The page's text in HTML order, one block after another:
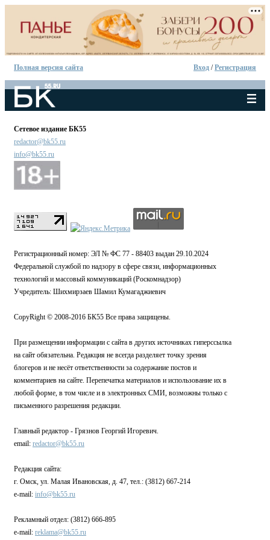
Полная версия сайта Вход /Регистрация
Сетевое издание БК55
redactor@bk55.ru
info@bk55.ru
Регистрационный номер: ЭЛ № ФС 77 - 88403 выдан 29.10.2024
Федеральной службой по надзору в сфере связи, информационных
технологий и массовый коммуникаций (Роскомнадзор)
Учредитель: Шихмирзаев Шамил Кумагаджиевич
CopyRight © 2008-2016 БК55 Все права защищены.
При размещении информации с сайта в других источниках гиперссылка
на сайт обязательна. Редакция не всегда разделяет точку зрения
блогеров и не несёт ответственности за содержание постов и
комментариев на сайте. Перепечатка материалов и использование их в
любой форме, в том числе и в электронных СМИ, возможны только с
письменного разрешения редакции.
Главный редактор - Грязнов Георгий Игоревич.
email: redactor@bk55.ru
Редакция сайта:
г. Омск, ул. Малая Ивановская, д. 47, тел.: (3812) 667-214
e-mail: info@bk55.ru
Рекламный отдел: (3812) 666-895
e-mail: reklama@bk55.ru